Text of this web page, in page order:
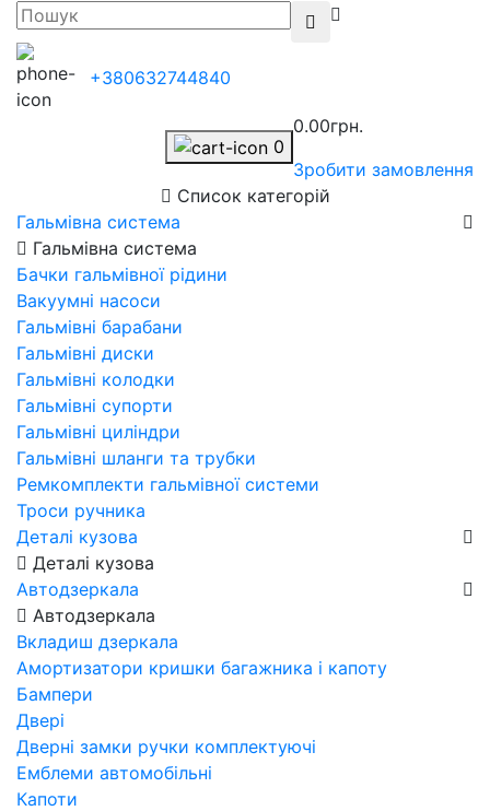
+380632744840
0
0.00грн.
Зробити замовлення
Список категорій
Гальмівна система
Гальмівна система
Бачки гальмівної рідини
Вакуумні насоси
Гальмівні барабани
Гальмівні диски
Гальмівні колодки
Гальмівні супорти
Гальмівні циліндри
Гальмівні шланги та трубки
Ремкомплекти гальмівної системи
Троси ручника
Деталі кузова
Деталі кузова
Автодзеркала
Автодзеркала
Вкладиш дзеркала
Амортизатори кришки багажника і капоту
Бампери
Двері
Дверні замки ручки комплектуючі
Емблеми автомобільні
Капоти